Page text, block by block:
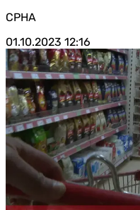
СРНА
01.10.2023 12:16